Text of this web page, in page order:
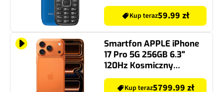
Kup teraz59.99 zł
Smartfon APPLE iPhone
17 Pro 5G 256GB 6.3"
120Hz Kosmiczny
pomarańcz
Kup teraz5799.99 zł